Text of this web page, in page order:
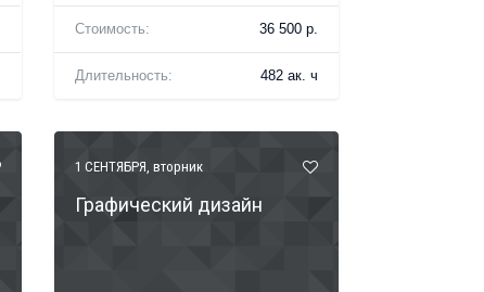
Стоимость: 36 500 р.
Длительность: 482 ак. ч
1 СЕНТЯБРЯ , вторник
Графический дизайн